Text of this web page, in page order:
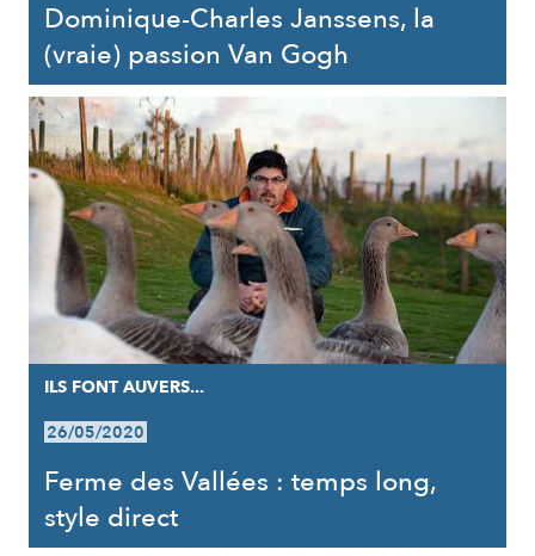
Dominique-Charles Janssens, la
(vraie) passion Van Gogh
ILS FONT AUVERS...
26/05/2020
Ferme des Vallées : temps long,
style direct